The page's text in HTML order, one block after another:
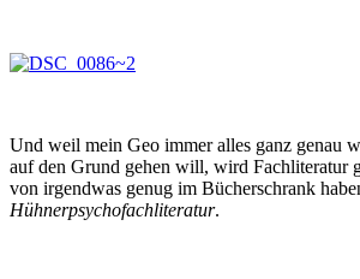
Und weil mein Geo immer alles ganz genau
auf den Grund gehen will, wird Fachliteratur
von irgendwas genug im Bücherschrank
Hühnerpsychofachliteratur.